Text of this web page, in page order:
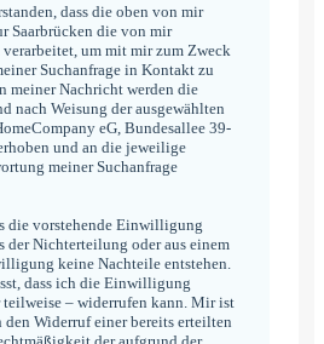
dass die oben von mir
Saarbrücken die von mir
verarbeitet, um mit mir zum Zweck
Suchanfrage in Kontakt zu
meiner Nachricht werden die
nach Weisung der ausgewählten
eG, Bundesallee 39-
und an die jeweilige
meiner Suchanfrage
die vorstehende Einwilligung
Nichterteilung oder aus einem
keine Nachteile entstehen.
dass ich die Einwilligung
teilweise – widerrufen kann. Mir ist
den Widerruf einer bereits erteilten